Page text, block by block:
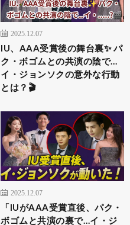
2025.12.07
IU、AAA受賞後の舞台裏✨ パ
ク・ボゴムとの共演の陰で…
イ・ジョンソクの意外な行動
とは？🎬
2025.12.07
「IUがAAA受賞直後、パク・
ボゴムと共演の裏で…イ・ジ